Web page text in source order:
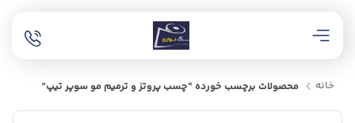
خانه محصولات برچسب خورده “چسب پروتز و ترمیم مو سوپر تیپ”